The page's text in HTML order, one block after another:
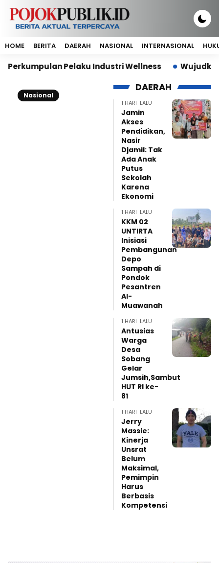
HOME BERITA DAERAH NASIONAL INTERNASIONAL
Pelaku Industri Wellness Wujudkan
Nasional
DAERAH
1 HARI LALU
Jamin
Akses
Pendidikan,
Nasir
Djamil: Tak
Ada Anak
Putus
Sekolah
Karena
Ekonomi
1 HARI LALU
KKM 02
UNTIRTA
Inisiasi
Pembangunan
Depo
Sampah di
Pondok
Pesantren
Al-
Muawanah
1 HARI LALU
Antusias
Warga
Desa
Sobang
Gelar
Jumsih,Sambut
HUT RI ke-
81
1 HARI LALU
Jerry
Massie:
Kinerja
Unsrat
Belum
Maksimal,
Pemimpin
Harus
Berbasis
Kompetensi